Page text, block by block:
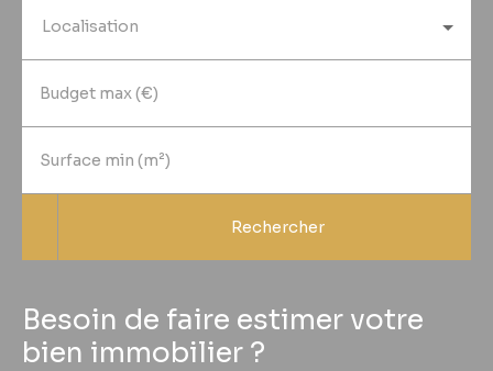
Localisation
Budget max (€)
Surface min (m²)
Rechercher
Besoin de faire estimer votre
bien immobilier ?